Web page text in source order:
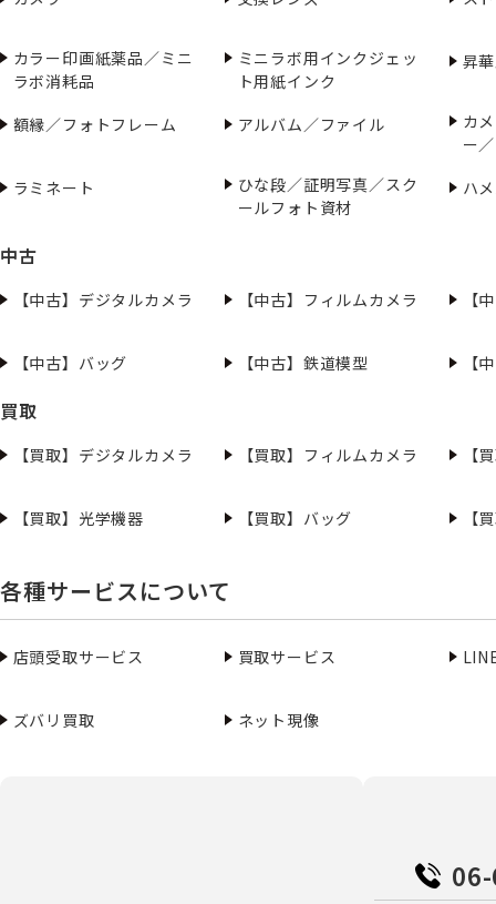
カラー印画紙薬品／ミニ
ラボ消耗品
ミニラボ用インクジェッ
ト用紙インク
昇
額縁／フォトフレーム アルバム／ファイル
カ
ー
ラミネート
ひな段／証明写真／スク
ールフォト資材
ハ
中古
【中古】デジタルカメラ 【中古】フィルムカメラ 【
【中古】バッグ 【中古】鉄道模型 【
買取
【買取】デジタルカメラ 【買取】フィルムカメラ 【
【買取】光学機器 【買取】バッグ 【
各種サービスについて
店頭受取サービス 買取サービス
ズバリ買取 ネット現像